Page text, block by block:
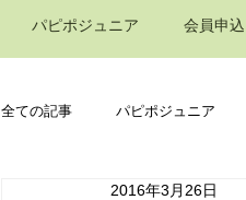
パピポジュニア 会員申込
全ての記事 パピポジュニア
2016年3月26日